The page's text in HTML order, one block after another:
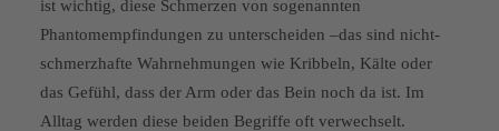
ist wichtig, diese Schmerzen von sogenannten
Phantomempfindun­gen zu unterscheiden –das sind nicht-
schmerzhafte Wahrnehmun­gen wie Kribbeln, Kälte oder
das Gefühl, dass der Arm oder das Bein noch da ist. Im
Alltag werden diese beiden Begriffe oft verwechselt.